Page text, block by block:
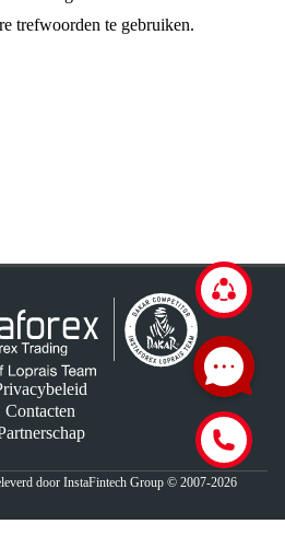
trefwoorden te gebruiken.
Contacten
door InstaFintech Group © 2007-2026